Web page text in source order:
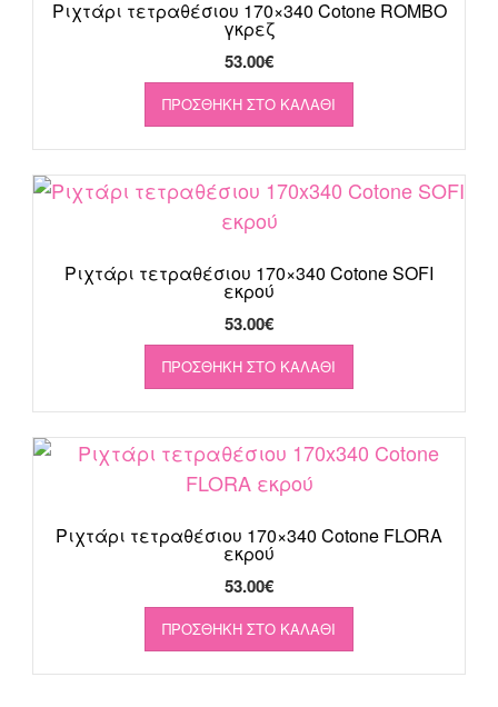
Ριχτάρι τετραθέσιου 170×340 Cotone ROMBO
γκρεζ
53.00€
ΠΡΟΣΘΉΚΗ ΣΤΟ ΚΑΛΆΘΙ
Ριχτάρι τετραθέσιου 170×340 Cotone SOFI
εκρού
53.00€
ΠΡΟΣΘΉΚΗ ΣΤΟ ΚΑΛΆΘΙ
Ριχτάρι τετραθέσιου 170×340 Cotone FLORA
εκρού
53.00€
ΠΡΟΣΘΉΚΗ ΣΤΟ ΚΑΛΆΘΙ